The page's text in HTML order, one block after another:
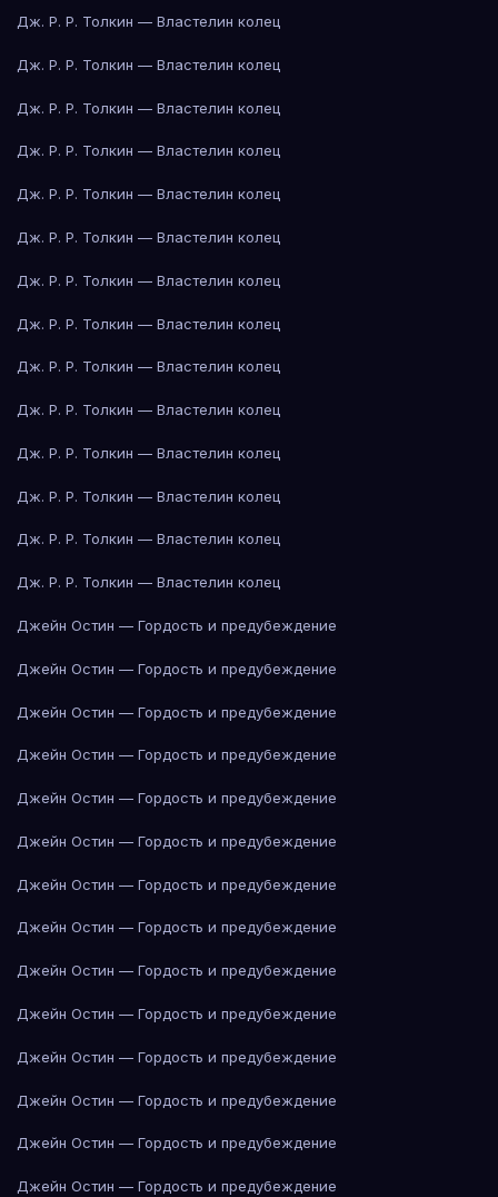
Дж. Р. Р. Толкин — Властелин колец
Дж. Р. Р. Толкин — Властелин колец
Дж. Р. Р. Толкин — Властелин колец
Дж. Р. Р. Толкин — Властелин колец
Дж. Р. Р. Толкин — Властелин колец
Дж. Р. Р. Толкин — Властелин колец
Дж. Р. Р. Толкин — Властелин колец
Дж. Р. Р. Толкин — Властелин колец
Дж. Р. Р. Толкин — Властелин колец
Дж. Р. Р. Толкин — Властелин колец
Дж. Р. Р. Толкин — Властелин колец
Дж. Р. Р. Толкин — Властелин колец
Дж. Р. Р. Толкин — Властелин колец
Дж. Р. Р. Толкин — Властелин колец
Джейн Остин — Гордость и предубеждение
Джейн Остин — Гордость и предубеждение
Джейн Остин — Гордость и предубеждение
Джейн Остин — Гордость и предубеждение
Джейн Остин — Гордость и предубеждение
Джейн Остин — Гордость и предубеждение
Джейн Остин — Гордость и предубеждение
Джейн Остин — Гордость и предубеждение
Джейн Остин — Гордость и предубеждение
Джейн Остин — Гордость и предубеждение
Джейн Остин — Гордость и предубеждение
Джейн Остин — Гордость и предубеждение
Джейн Остин — Гордость и предубеждение
Джейн Остин — Гордость и предубеждение